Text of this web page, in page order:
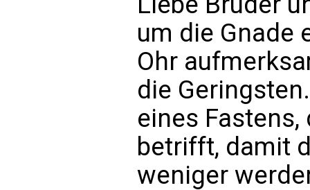
um die Gnade
Ohr
die
eines
betrifft, damit
weniger